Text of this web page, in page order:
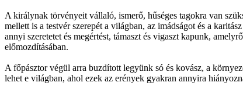
A királynak törvényeit vállaló, ismerő, hűséges tagokra van
mellett is a testvér szerepét a világban, az imádságot és a
annyi szeretetet és megértést, támaszt és vigaszt kapunk,
előmozdításában.
A főpásztor végül arra buzdított legyünk só és kovász, a
lehet e világban, ahol ezek az erények gyakran annyira